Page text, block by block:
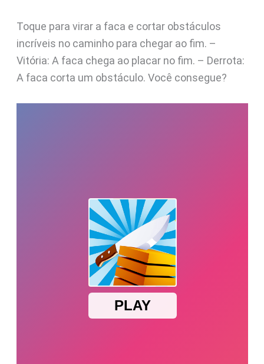
Toque para virar a faca e cortar obstáculos
incríveis no caminho para chegar ao fim. –
Vitória: A faca chega ao placar no fim. – Derrota:
A faca corta um obstáculo. Você consegue?